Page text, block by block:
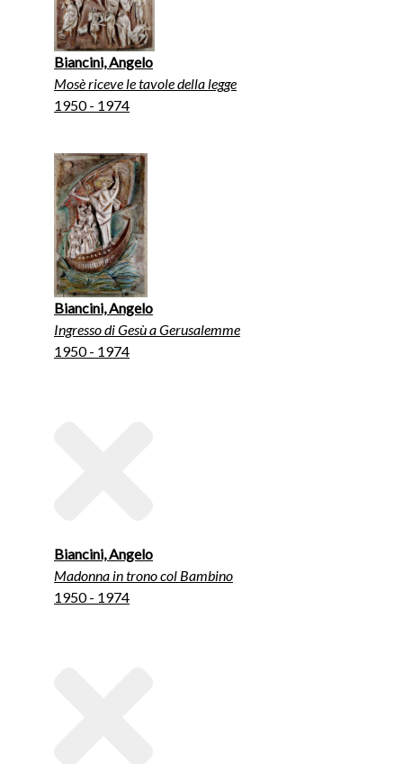
Biancini, Angelo
Mosè riceve le tavole della legge
1950 - 1974
Biancini, Angelo
Ingresso di Gesù a Gerusalemme
1950 - 1974
Biancini, Angelo
Madonna in trono col Bambino
1950 - 1974